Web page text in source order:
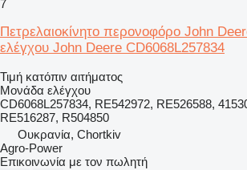
7
Πετρελαιοκίνητο περονοφόρο John
ελέγχου John Deere CD6068L257834
Τιμή κατόπιν αιτήματος
Μονάδα ελέγχου
CD6068L257834, RE542972, RE526588,
RE516287, R504850
Ουκρανία, Chortkiv
Agro-Power
Επικοινωνία με τον πωλητή